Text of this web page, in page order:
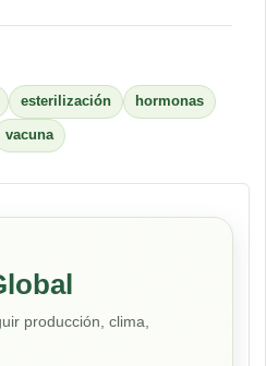
esterilización hormonas
vacuna
producción, clima,